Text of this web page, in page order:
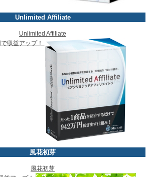
Unlimited Affiliate
Unlimited Affiliate
収益アップ！
風花初芽
風花初芽